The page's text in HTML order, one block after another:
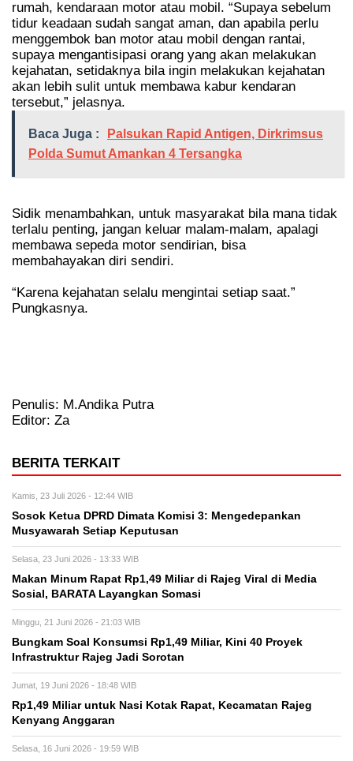
rumah, kendaraan motor atau mobil. “Supaya sebelum
tidur keadaan sudah sangat aman, dan apabila perlu
menggembok ban motor atau mobil dengan rantai,
supaya mengantisipasi orang yang akan melakukan
kejahatan, setidaknya bila ingin melakukan kejahatan
akan lebih sulit untuk membawa kabur kendaran
tersebut,” jelasnya.
Baca Juga :
Palsukan Rapid Antigen, Dirkrimsus
Polda Sumut Amankan 4 Tersangka
Sidik menambahkan, untuk masyarakat bila mana tidak
terlalu penting, jangan keluar malam-malam, apalagi
membawa sepeda motor sendirian, bisa
membahayakan diri sendiri.
“Karena kejahatan selalu mengintai setiap saat.”
Pungkasnya.
Penulis: M.Andika Putra
Editor: Za
BERITA TERKAIT
Kamis, 23 Juli 2026 - 12:44 WIB
Sosok Ketua DPRD Dimata Komisi 3: Mengedepankan
Musyawarah Setiap Keputusan
Selasa, 23 Juni 2026 - 13:33 WIB
Makan Minum Rapat Rp1,49 Miliar di Rajeg Viral di Media
Sosial, BARATA Layangkan Somasi
Minggu, 21 Juni 2026 - 21:03 WIB
Bungkam Soal Konsumsi Rp1,49 Miliar, Kini 40 Proyek
Infrastruktur Rajeg Jadi Sorotan
Jumat, 19 Juni 2026 - 18:48 WIB
Rp1,49 Miliar untuk Nasi Kotak Rapat, Kecamatan Rajeg
Kenyang Anggaran
Selasa, 16 Juni 2026 - 19:59 WIB